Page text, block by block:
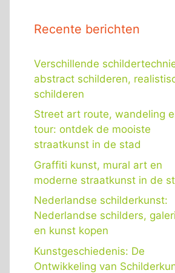
Recente berichten
Verschillende
abstract schilderen,
schilderen
Street art route, wandeling
tour: ontdek de mooiste
straatkunst in de stad
Graffiti kunst, mural art en
moderne straatkunst in de
Nederlandse schilderkunst:
Nederlandse schilders,
en kunst kopen
Kunstgeschiedenis: De
Ontwikkeling van